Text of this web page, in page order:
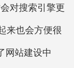
对搜索引擎更
来也会方便很
网站建设中